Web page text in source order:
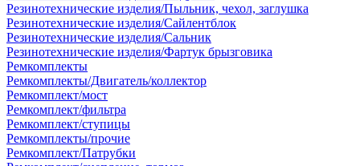
Резинотехнические изделия/Пыльник, чехол, заглушка
Резинотехнические изделия/Сайлентблок
Резинотехнические изделия/Сальник
Резинотехнические изделия/Фартук брызговика
Ремкомплекты
Ремкомплекты/Двигатель/коллектор
Ремкомплект/мост
Ремкомплект/фильтра
Ремкомплект/ступицы
Ремкомплекты/прочие
Ремкомплект/Патрубки